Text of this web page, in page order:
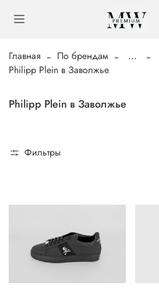
Главная По брендам
...
Philipp Plein в Заволжье
Philipp Plein в Заволжье
Фильтры